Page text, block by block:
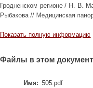
Гродненском регионе / Н. В.
Рыбакова // Медицинская
Показать полную информацию
Файлы в этом
Имя: 505.pdf